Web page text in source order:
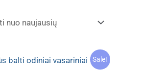
Sale!